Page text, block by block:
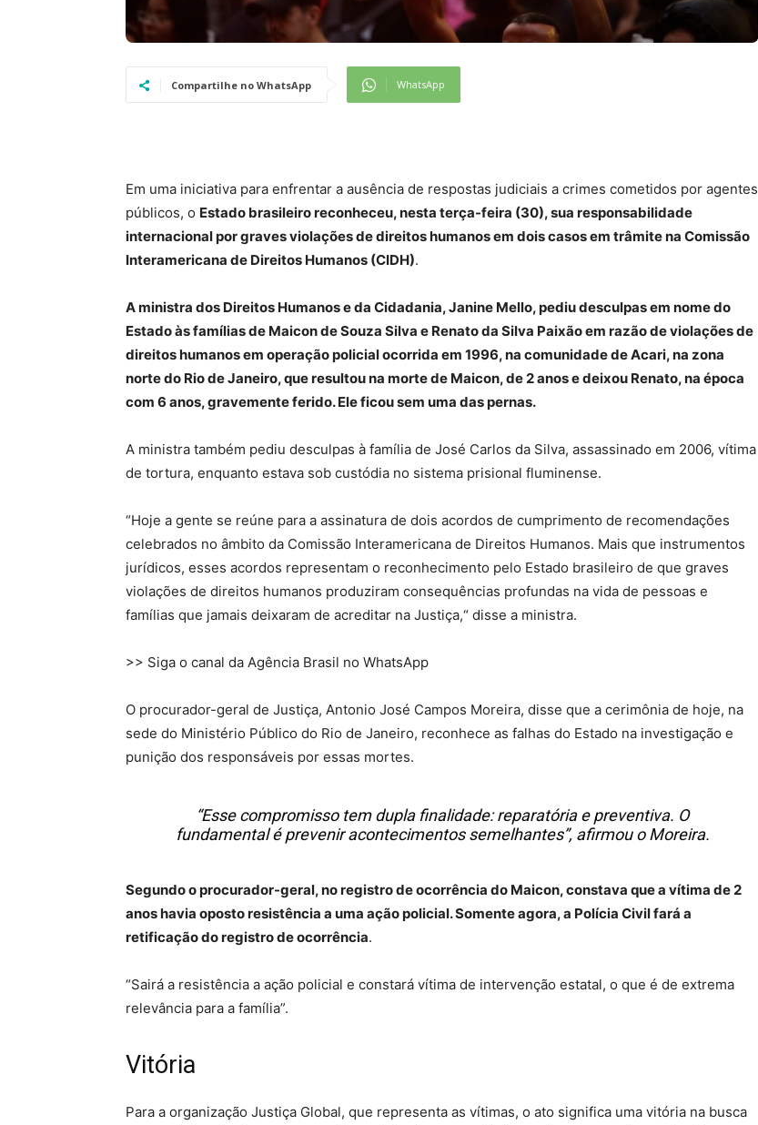
Compartilhe no WhatsApp WhatsApp
Em uma iniciativa para enfrentar a ausência de respostas judiciais a crimes cometidos por agentes
públicos, o Estado brasileiro reconheceu, nesta terça-feira (30), sua responsabilidade
internacional por graves violações de direitos humanos em dois casos em trâmite na Comissão
Interamericana de Direitos Humanos (CIDH).
A ministra dos Direitos Humanos e da Cidadania, Janine Mello, pediu desculpas em nome do
Estado às famílias de Maicon de Souza Silva e Renato da Silva Paixão em razão de violações de
direitos humanos em operação policial ocorrida em 1996, na comunidade de Acari, na zona
norte do Rio de Janeiro, que resultou na morte de Maicon, de 2 anos e deixou Renato, na época
com 6 anos, gravemente ferido. Ele ficou sem uma das pernas.
A ministra também pediu desculpas à família de José Carlos da Silva, assassinado em 2006, vítima
de tortura, enquanto estava sob custódia no sistema prisional fluminense.
“Hoje a gente se reúne para a assinatura de dois acordos de cumprimento de recomendações
celebrados no âmbito da Comissão Interamericana de Direitos Humanos. Mais que instrumentos
jurídicos, esses acordos representam o reconhecimento pelo Estado brasileiro de que graves
violações de direitos humanos produziram consequências profundas na vida de pessoas e
famílias que jamais deixaram de acreditar na Justiça,“ disse a ministra.
>> Siga o canal da Agência Brasil no WhatsApp
O procurador-geral de Justiça, Antonio José Campos Moreira, disse que a cerimônia de hoje, na
sede do Ministério Público do Rio de Janeiro, reconhece as falhas do Estado na investigação e
punição dos responsáveis por essas mortes.
“Esse compromisso tem dupla finalidade: reparatória e preventiva. O
fundamental é prevenir acontecimentos semelhantes”, afirmou o Moreira.
Segundo o procurador-geral, no registro de ocorrência do Maicon, constava que a vítima de 2
anos havia oposto resistência a uma ação policial. Somente agora, a Polícia Civil fará a
retificação do registro de ocorrência.
“Sairá a resistência a ação policial e constará vítima de intervenção estatal, o que é de extrema
relevância para a família”.
Vitória
Para a organização Justiça Global, que representa as vítimas, o ato significa uma vitória na busca